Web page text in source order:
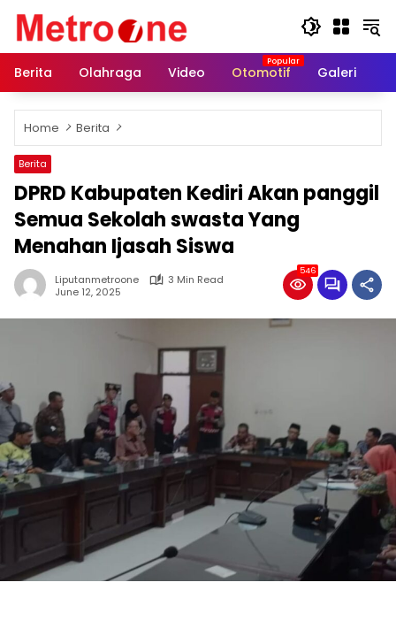
content
Berita
Olahraga Video Otomotif Galeri
Home Berita
Berita
DPRD Kabupaten Kediri Akan panggil
Semua Sekolah swasta Yang
Menahan Ijasah Siswa
Liputanmetroone
3 Min Read
June 12, 2025
546